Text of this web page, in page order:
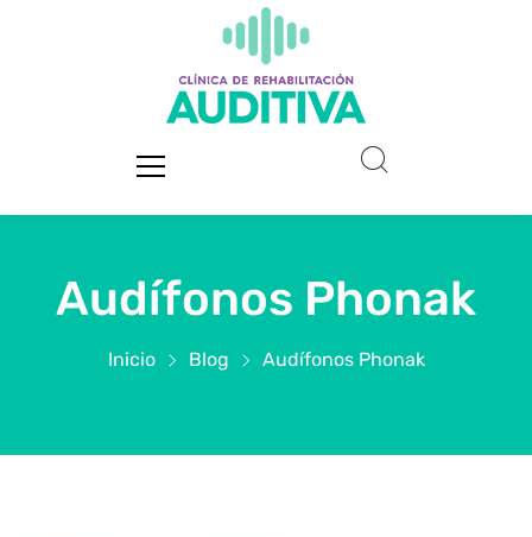
Audífonos Phonak
Inicio Blog Audífonos Phonak